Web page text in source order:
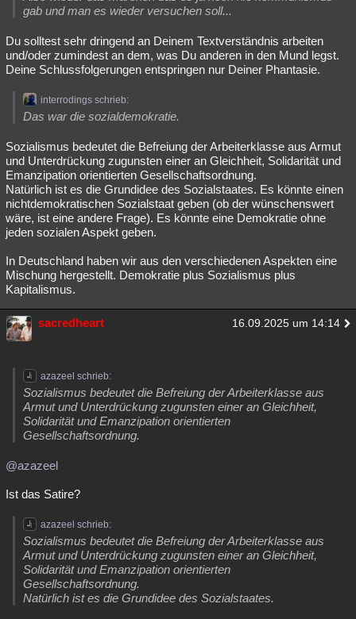
gab und man es wieder versuchen soll...
Du solltest sehr dringend an Deinem Textverständnis arbeiten
und/oder zumindest an dem, was Du anderen in den Mund legst.
Deine Schlussfolgerungen entspringen nur Deiner Phantasie.
interrodings schrieb:
Das war die sozialdemokratie.
Sozialismus bedeutet die Befreiung der Arbeiterklasse aus Armut
und Unterdrückung zugunsten einer an Gleichheit, Solidarität und
Emanzipation orientierten Gesellschaftsordnung.
Natürlich ist es die Grundidee des Sozialstaates. Es könnte einen
nichtdemokratischen Sozialstaat geben (ob der wünschenswert
wäre, ist eine andere Frage). Es könnte eine Demokratie ohne
jeden sozialen Aspekt geben.
In Deutschland haben wir aus den verschiedenen Aspekten eine
Mischung hergestellt. Demokratie plus Sozialismus plus
Kapitalismus.
sacredheart 16.09.2025 um 14:14
azazeel schrieb:
Sozialismus bedeutet die Befreiung der Arbeiterklasse aus
Armut und Unterdrückung zugunsten einer an Gleichheit,
Solidarität und Emanzipation orientierten
Gesellschaftsordnung.
@azazeel
Ist das Satire?
azazeel schrieb:
Sozialismus bedeutet die Befreiung der Arbeiterklasse aus
Armut und Unterdrückung zugunsten einer an Gleichheit,
Solidarität und Emanzipation orientierten
Gesellschaftsordnung.
Natürlich ist es die Grundidee des Sozialstaates.